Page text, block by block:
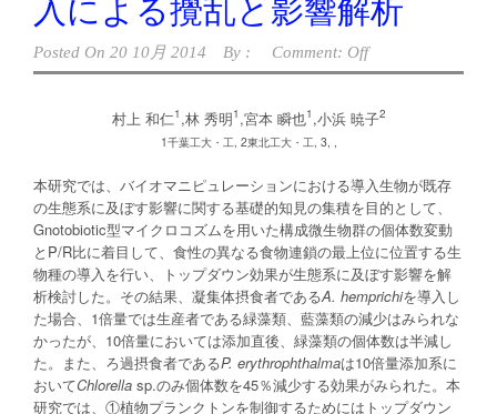
Posted On 20 10月 2014 By : Comment: Off
村上 和仁1 ,林 秀明1 ,宮本 瞬也1 ,小浜 暁子2
1千葉工大・工, 2東北工大・工, 3, ,
本研究では、バイオマニピュレーションにおける導入生物が既存
の生態系に及ぼす影響に関する基礎的知見の集積を目的として、
Gnotobiotic型マイクロコズムを用いた構成微生物群の個体数変動
とP/R比に着目して、食性の異なる食物連鎖の最上位に位置する生
物種の導入を行い、トップダウン効果が生態系に及ぼす影響を解
析検討した。その結果、凝集体摂食者であるA. hemprichiを導入し
た場合、1倍量では生産者である緑藻類、藍藻類の減少はみられな
かったが、10倍量においては添加直後、緑藻類の個体数は半減し
た。また、ろ過摂食者であるP. erythrophthalmaは10倍量添加系に
おいてChlorella sp.のみ個体数を45％減少する効果がみられた。本
研究では、①植物プランクトンを制御するためにはトップダウン